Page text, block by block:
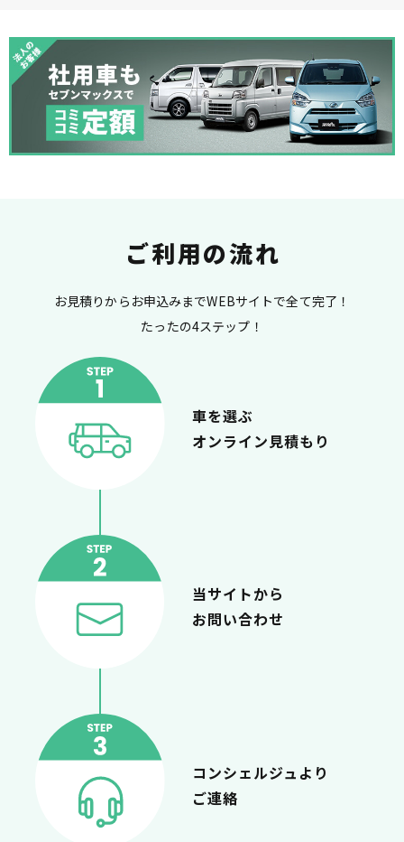
ご利用の流れ
お見積りからお申込みまでWEBサイトで全て完了！
たったの4ステップ！
車を選ぶ
オンライン見積もり
当サイトから
お問い合わせ
コンシェルジュより
ご連絡